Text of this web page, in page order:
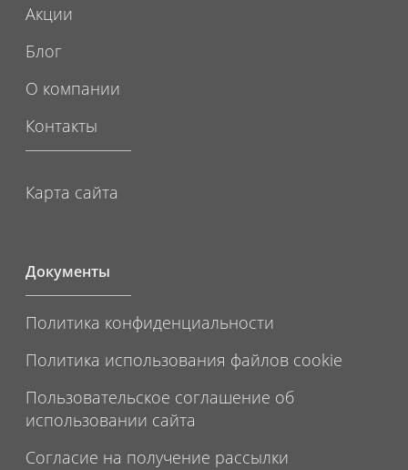
Акции
Блог
О компании
Контакты
Карта сайта
Документы
Политика конфиденциальности
Политика использования файлов cookie
Пользовательское соглашение об
использовании сайта
Согласие на получение рассылки